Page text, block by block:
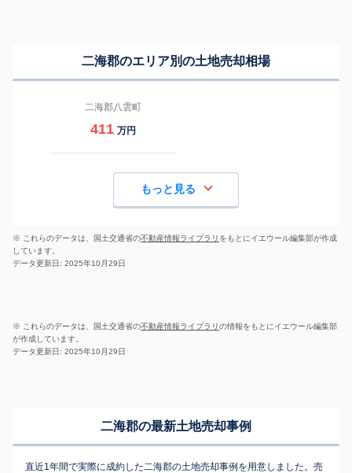
二海郡のエリア別の土地売却相場
二海郡八雲町
411 万円
もっと見る
※ これらのデータは、国土交通省の不動産情報ライブラリ をもとにイエウール編集部が作成
しています。
データ更新日: 2025年10月29日
※ これらのデータは、国土交通省の不動産情報ライブラリの情報をもとにイエウール編集部
が作成しています。
データ更新日: 2025年10月29日
二海郡の最新土地売却事例
直近1年間で実際に成約した二海郡の土地売却事例を用意しました。売